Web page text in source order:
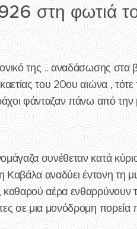
στη φωτιά
της .. αναδάσωσης στα
του 20ου αιώνα ,
φάνταζαν πάνω από την
συνέθεταν κατά
αναδύει έντονη τη
αέρα ενθαρρύνουν
σε μια μονόδρομη πορεία